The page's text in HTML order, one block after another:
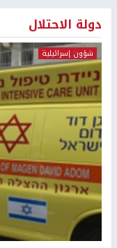
دولة الاحتلال
شؤون إسرائيلية